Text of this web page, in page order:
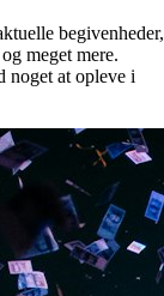
begivenheder,
meget mere.
noget at opleve i